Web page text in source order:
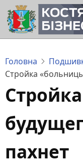
Перейти
до
основного
Головна
Стройка
пахнет